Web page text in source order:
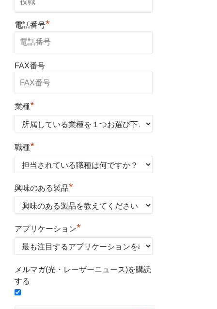
電話番号*
FAX番号
業種*
職種*
興味のある製品*
アプリケーション*
メルマガ(光・レーザーニュース)を購読
する